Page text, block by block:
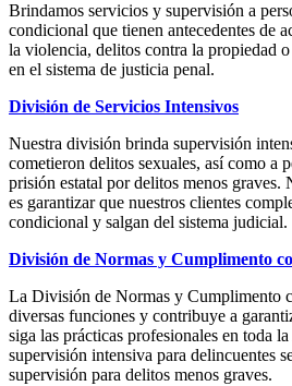
Brindamos servicios y supervisión a
condicional que tienen antecedentes de
la violencia, delitos contra la propiedad
en el sistema de justicia penal.
División de Servicios Intensivos
Nuestra división brinda supervisión
cometieron delitos sexuales, así como a
prisión estatal por delitos menos
es garantizar que nuestros clientes
condicional y salgan del sistema judicial.
División de Normas y Cumplimento
La División de Normas y Cumplimento
diversas funciones y contribuye a
siga las prácticas profesionales en toda
supervisión intensiva para delincuentes
supervisión para delitos menos graves.